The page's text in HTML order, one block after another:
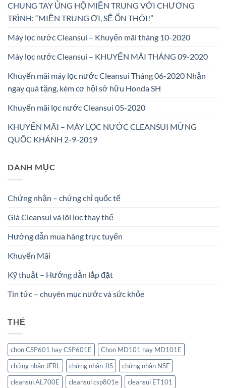
CHUNG TAY ỦNG HỘ MIỀN TRUNG VỚI CHƯƠNG
TRÌNH: “MIỀN TRUNG ƠI, SẼ ỔN THÔI!”
Máy lọc nước Cleansui – Khuyến mãi tháng 10-2020
Máy lọc nước Cleansui – KHUYẾN MÃI THÁNG 09-2020
Khuyến mãi máy lọc nước Cleansui Tháng 06-2020 Nhận
ngay quà tặng, kèm cơ hội sở hữu Honda SH
Khuyến mãi lọc nước Cleansui 05-2020
KHUYẾN MÃI – MÁY LỌC NƯỚC CLEANSUI MỪNG
QUỐC KHÁNH 2-9-2019
DANH MỤC
Chứng nhận – chứng chỉ quốc tế
Giá Cleansui và lõi lọc thay thế
Hướng dẫn mua hàng trực tuyến
Khuyến Mãi
Kỹ thuật – Hướng dẫn lắp đặt
Tin tức – chuyên mục nước và sức khỏe
THẺ
chọn CSP601 hay CSP601E
Chọn MD101 hay MD101E
chứng nhận JFRL
chứng nhận JIS
chứng nhận NSF
cleansui AL700E
cleansui csp801e
cleansui ET101